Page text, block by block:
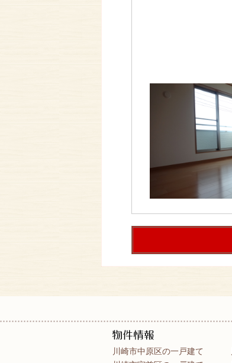
川崎市中原区の一戸建て